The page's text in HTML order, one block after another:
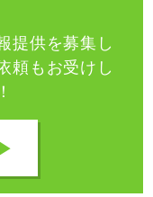
提供を募集し
頼もお受けし